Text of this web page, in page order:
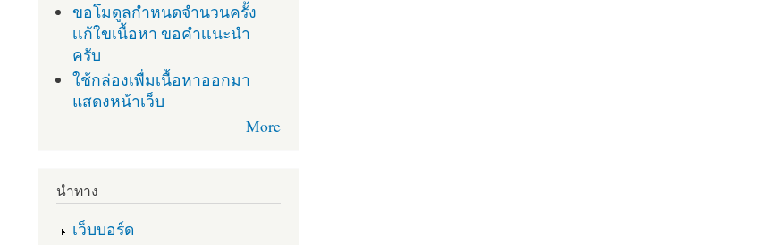
ขอโมดูลกำหนดจำนวนครั้ง
เเก้ใขเนื้อหา ขอคำเเนะนำ
ครับ
ใช้กล่องเพื่มเนื้อหาออกมา
แสดงหน้าเว็บ
More
นำทาง
เว็บบอร์ด